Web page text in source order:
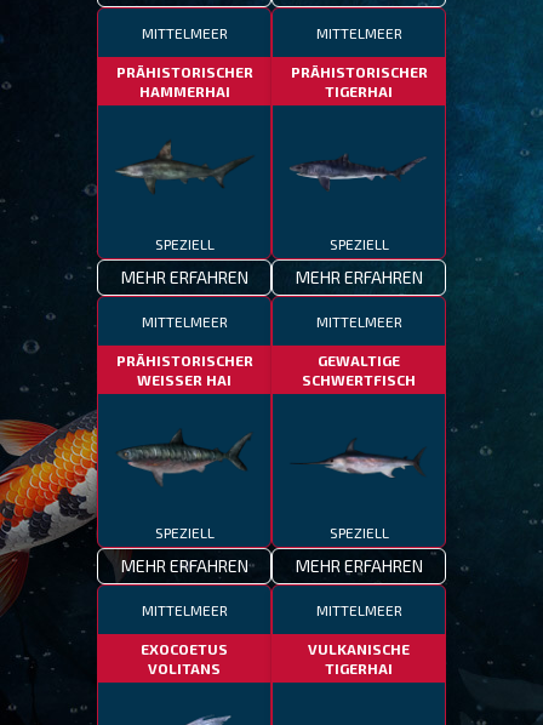
MITTELMEER
PRÄHISTORISCHER
HAMMERHAI
SPEZIELL
MEHR ERFAHREN
MITTELMEER
PRÄHISTORISCHER
TIGERHAI
SPEZIELL
MEHR ERFAHREN
MITTELMEER
PRÄHISTORISCHER
WEISSER HAI
SPEZIELL
MEHR ERFAHREN
MITTELMEER
GEWALTIGE
SCHWERTFISCH
SPEZIELL
MEHR ERFAHREN
MITTELMEER
EXOCOETUS
VOLITANS
MITTELMEER
VULKANISCHE
TIGERHAI